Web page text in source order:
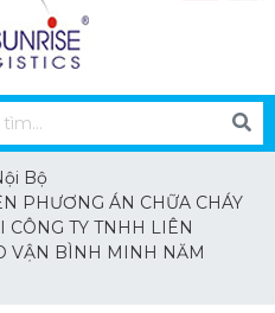
Bộ
PHƯƠNG ÁN CHỮA CHÁY
CÔNG TY TNHH LIÊN
VẬN BÌNH MINH NĂM